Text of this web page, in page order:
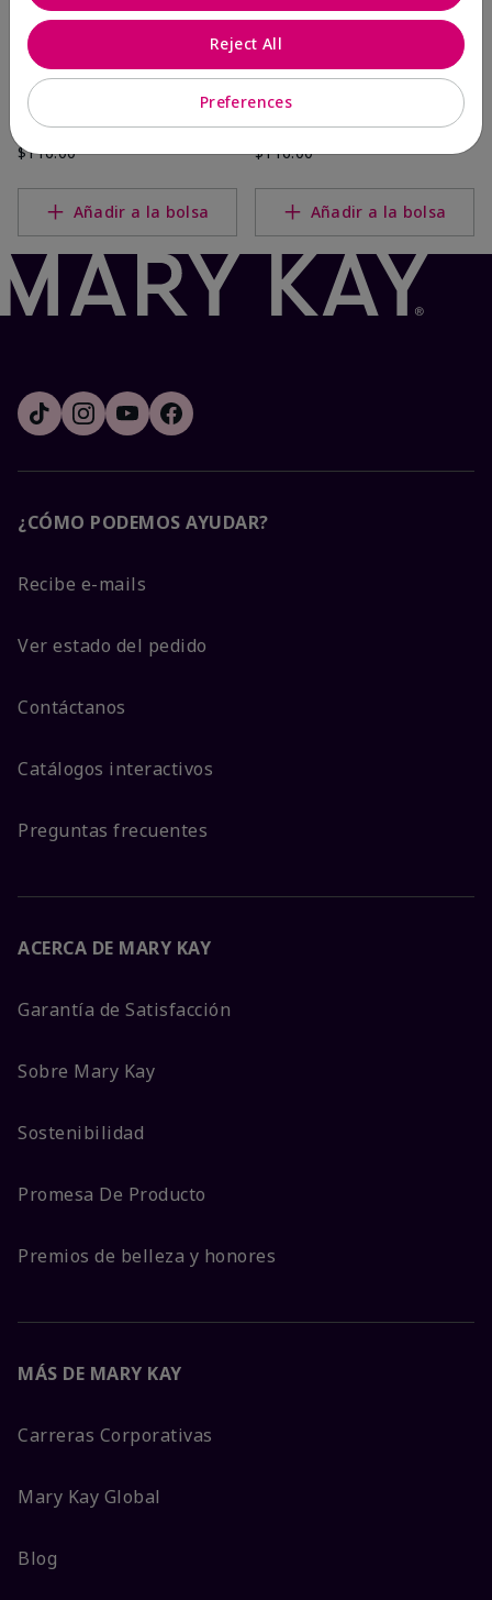
De mayor venta
Juego Milagroso™
TimeWise®
Normal/Reseca
$116.00
Añadir a la bolsa
Juego Milagroso™
TimeWise®
Combinada/grasa
$116.00
Añadir a la bolsa
¿CÓMO PODEMOS AYUDAR?
Recibe e-mails
Ver estado del pedido
Contáctanos
Catálogos interactivos
Preguntas frecuentes
ACERCA DE MARY KAY
Garantía de Satisfacción
Sobre Mary Kay
Sostenibilidad
Promesa De Producto
Premios de belleza y honores
MÁS DE MARY KAY
Carreras Corporativas
Mary Kay Global
Blog
Preferences
Reject All